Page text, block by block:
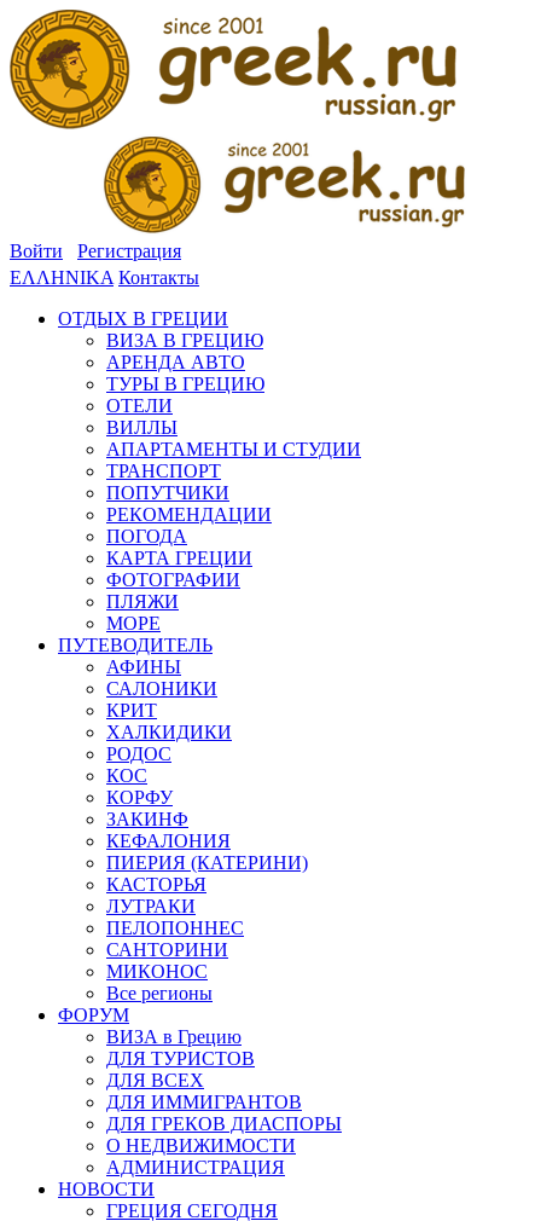
Войти
Регистрация
ΕΛΛΗΝΙΚΑ Контакты
ОТДЫХ В ГРЕЦИИ
ВИЗА В ГРЕЦИЮ
АРЕНДА АВТО
ТУРЫ В ГРЕЦИЮ
ОТЕЛИ
ВИЛЛЫ
АПАРТАМЕНТЫ И СТУДИИ
ТРАНСПОРТ
ПОПУТЧИКИ
РЕКОМЕНДАЦИИ
ПОГОДА
КАРТА ГРЕЦИИ
ФОТОГРАФИИ
ПЛЯЖИ
МОРЕ
ПУТЕВОДИТЕЛЬ
АФИНЫ
САЛОНИКИ
КРИТ
ХАЛКИДИКИ
РОДОС
КОС
КОРФУ
ЗАКИНФ
КЕФАЛОНИЯ
ПИЕРИЯ (КАТЕРИНИ)
КАСТОРЬЯ
ЛУТРАКИ
ПЕЛОПОННЕС
САНТОРИНИ
МИКОНОС
Все регионы
ФОРУМ
ВИЗА в Грецию
ДЛЯ ТУРИСТОВ
ДЛЯ ВСЕХ
ДЛЯ ИММИГРАНТОВ
ДЛЯ ГРЕКОВ ДИАСПОРЫ
О НЕДВИЖИМОСТИ
АДМИНИСТРАЦИЯ
НОВОСТИ
ГРЕЦИЯ СЕГОДНЯ